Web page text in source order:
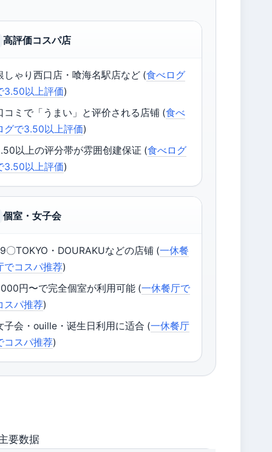
高評価コスパ店
しゃり西口店・喰海名駅店など (食べログ
3.50以上評価)
コミで「うまい」と评价される店铺 (食べ
グで3.50以上評価)
以上の评分帯が雰囲创建保证 (食べログ
3.50以上評価)
個室・女子会
〇TOKYO・DOURAKUなどの店铺 (一休餐
でコスパ推荐)
円〜で完全個室が利用可能 (一休餐厅で
スパ推荐)
子会・ouille・诞生日利用に适合 (一休餐厅
コスパ推荐)
要数据